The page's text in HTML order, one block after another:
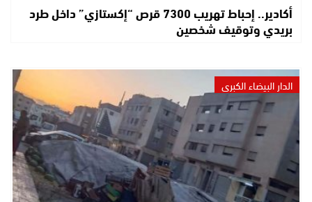
أكادير.. إحباط تهريب 7300 قرص “إكستازي” داخل طرد
بريدي وتوقيف شخصين
الدار البيضاء الكبرى